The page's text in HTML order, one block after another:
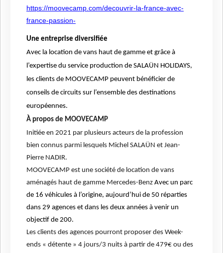
https://moovecamp.com/decouvrir-la-france-avec-
france-passion-
Une entreprise diversifiée
Avec la location de vans haut de gamme et grâce à
l’expertise du service production de SALAÜN HOLIDAYS,
les clients de MOOVECAMP peuvent bénéficier de
conseils de circuits sur l’ensemble des destinations
européennes.
À propos de MOOVECAMP
Initiée en 2021 par plusieurs acteurs de la profession
bien connus parmi lesquels Michel SALAÜN et Jean-
Pierre NADIR.
MOOVECAMP est une société de location de vans
aménagés haut de gamme Mercedes-Benz Avec un parc
de 16 véhicules à l’origine, aujourd’hui de 50 réparties
dans 29 agences et dans les deux années à venir un
objectif de 200.
Les clients des agences pourront proposer des Week-
ends « détente » 4 jours/3 nuits à partir de 479€ ou des